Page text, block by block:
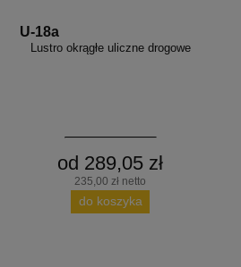
U-18a
Lustro okrągłe uliczne drogowe
od 289,05 zł
235,00 zł netto
do koszyka